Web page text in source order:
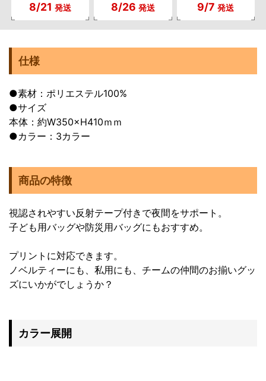
8/21 発送 8/26 発送 9/7 発送
仕様
●素材：ポリエステル100%
●サイズ
本体：約W350×H410ｍｍ
●カラー：3カラー
商品の特徴
視認されやすい反射テープ付きで夜間をサポート。
子ども用バッグや防災用バッグにもおすすめ。
プリントに対応できます。
ノベルティーにも、私用にも、チームの仲間のお揃いグッ
ズにいかがでしょうか？
カラー展開